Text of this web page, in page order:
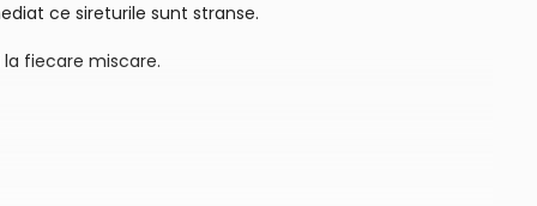
ce sireturile sunt stranse.
fiecare miscare.